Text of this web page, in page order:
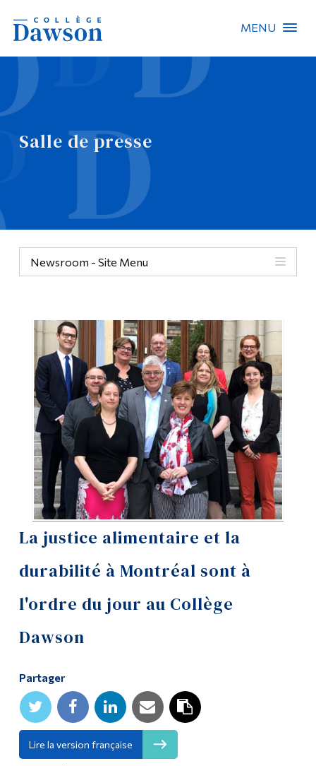
MENU
Salle de presse
Newsroom - Site Menu
La justice alimentaire et la
durabilité à Montréal sont à
l'ordre du jour au Collège
Dawson
Partager
Lire la version française
Recherche sur le site
Recherche de personnes
EN
Omnivox
Liens rapides
Outils
Liens
Menu principal
Programmes
Formation continue
Admissions
La vie à Dawson
Qui vous êtes
Futurs étudiants